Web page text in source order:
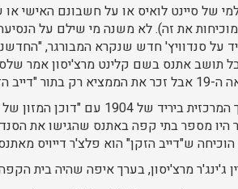
העולמי של סיינט לואיס או על חשבונם
את זה). לא משנה מי שילם על
על סנדוויץ' חדש שנקרא המבורגר,
תושב אתנס בשם קלינט מרצ'יסון אמר
למרצ'יסון הייתה גם תמונה גדולה של הדרך
היו מספר בתי קפה באתנס שהגישו את
ש"דייב הזקן" הוא פלצ'ר דייויס מאתנס